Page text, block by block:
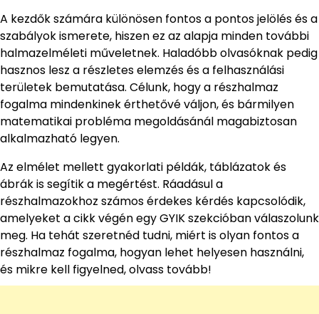
A kezdők számára különösen fontos a pontos jelölés és a
szabályok ismerete, hiszen ez az alapja minden további
halmazelméleti műveletnek. Haladóbb olvasóknak pedig
hasznos lesz a részletes elemzés és a felhasználási
területek bemutatása. Célunk, hogy a részhalmaz
fogalma mindenkinek érthetővé váljon, és bármilyen
matematikai probléma megoldásánál magabiztosan
alkalmazható legyen.
Az elmélet mellett gyakorlati példák, táblázatok és
ábrák is segítik a megértést. Ráadásul a
részhalmazokhoz számos érdekes kérdés kapcsolódik,
amelyeket a cikk végén egy GYIK szekcióban válaszolunk
meg. Ha tehát szeretnéd tudni, miért is olyan fontos a
részhalmaz fogalma, hogyan lehet helyesen használni,
és mikre kell figyelned, olvass tovább!